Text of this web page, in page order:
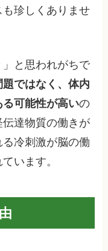
珍しくありませ
」と思われがちで
ではなく、体内
可能性が高いの
達物質の働きが
冷刺激が脳の働
います。